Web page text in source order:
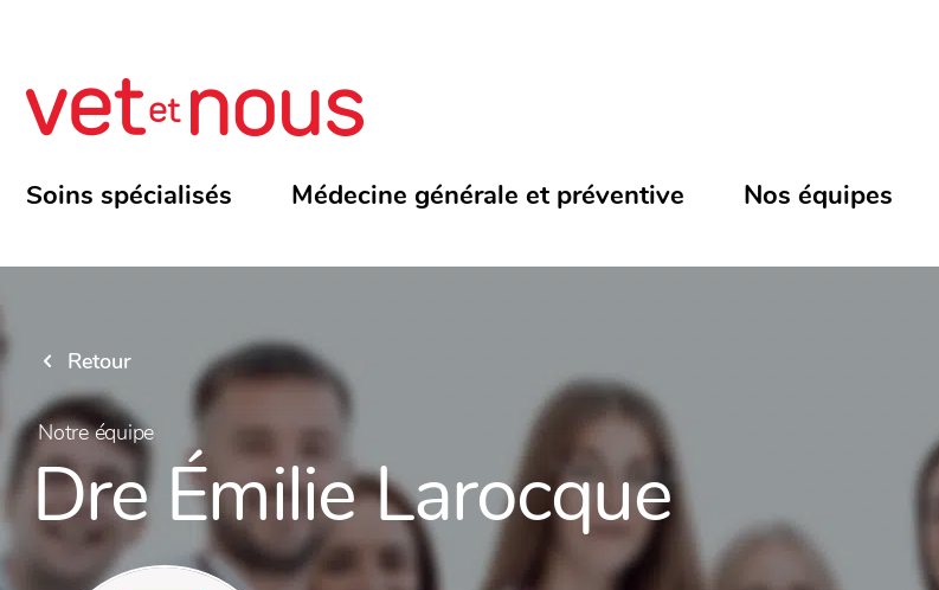
Soins spécialisés Médecine générale et préventive Nos équipes
Retour
Notre équipe
Dre Émilie Larocque